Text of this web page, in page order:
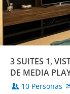
3 SUITES 1,
DE MEDIA
10 Personas